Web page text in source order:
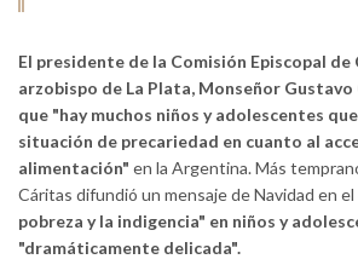
El presidente de la Comisión Episcopal
arzobispo de La Plata, Monseñor
que "hay muchos niños y adolescentes
situación de precariedad en cuanto al
alimentación" en la Argentina. Más
Cáritas difundió un mensaje de Navidad en
pobreza y la indigencia" en niños y
"dramáticamente delicada".